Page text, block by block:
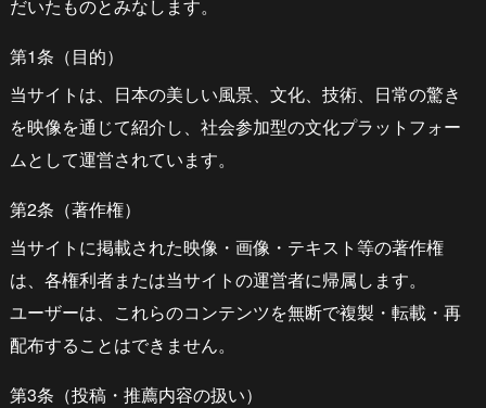
だいたものとみなします。
第1条（目的）
当サイトは、日本の美しい風景、文化、技術、日常の驚き
を映像を通じて紹介し、社会参加型の文化プラットフォー
ムとして運営されています。
第2条（著作権）
当サイトに掲載された映像・画像・テキスト等の著作権
は、各権利者または当サイトの運営者に帰属します。
ユーザーは、これらのコンテンツを無断で複製・転載・再
配布することはできません。
第3条（投稿・推薦内容の扱い）